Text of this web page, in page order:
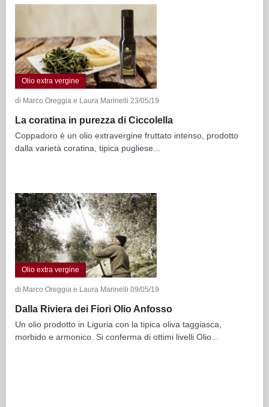
Olio extra vergine
di Marco Oreggia e Laura Marinelli 23/05/19
La coratina in purezza di Ciccolella
Coppadoro è un olio extravergine fruttato intenso, prodotto
dalla varietà coratina, tipica pugliese...
Olio extra vergine
di Marco Oreggia e Laura Marinelli 09/05/19
Dalla Riviera dei Fiori Olio Anfosso
Un olio prodotto in Liguria con la tipica oliva taggiasca,
morbido e armonico. Si conferma di ottimi livelli Olio...